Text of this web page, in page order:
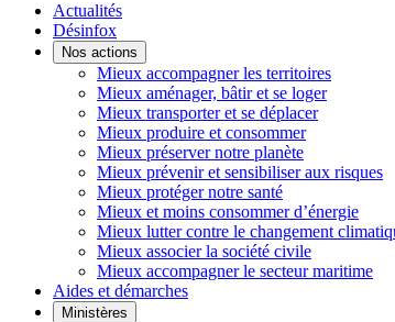
Actualités
Désinfox
Nos actions
Mieux accompagner les territoires
Mieux aménager, bâtir et se loger
Mieux transporter et se déplacer
Mieux produire et consommer
Mieux préserver notre planète
Mieux prévenir et sensibiliser aux risques
Mieux protéger notre santé
Mieux et moins consommer d’énergie
Mieux lutter contre le changement
Mieux associer la société civile
Mieux accompagner le secteur maritime
Aides et démarches
Ministères